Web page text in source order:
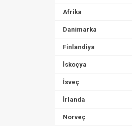
Afrika
Danimarka
Finlandiya
İskoçya
İsveç
İrlanda
Norveç